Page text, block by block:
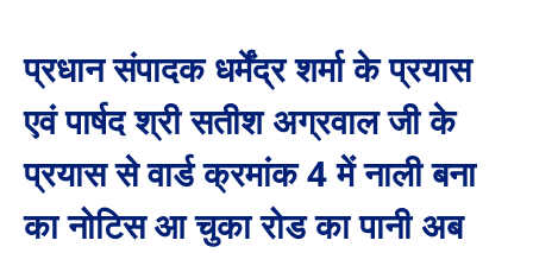
प्रधान संपादक धर्मेंद्र शर्मा के प्रयास
एवं पार्षद श्री सतीश अग्रवाल जी के
प्रयास से वार्ड क्रमांक 4 में नाली बना
का नोटिस आ चुका रोड का पानी अब